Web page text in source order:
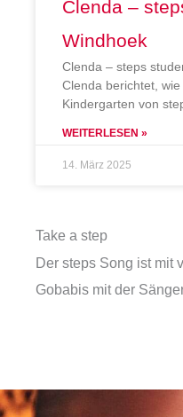
Clenda –
Windhoek
Clenda – steps
Clenda berichtet,
Kindergarten von
WEITERLESEN »
14. März 2025
Take a step
Der steps Song ist mit
Gobabis mit der